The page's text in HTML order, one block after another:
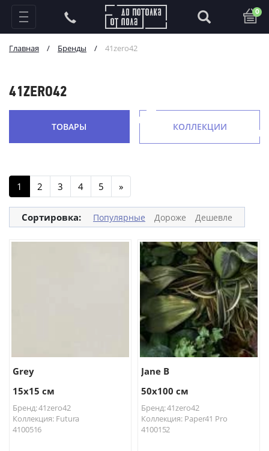
0
Главная / Бренды / 41zero42
41ZERO42
ТОВАРЫ КОЛЛЕКЦИИ
1 2 3 4 5 »
Сортировка: Популярные Дороже Дешевле
Grey
15x15 см
Бренд: 41zero42
Коллекция: Futura
4100516
Jane B
50x100 см
Бренд: 41zero42
Коллекция: Paper41 Pro
4100152